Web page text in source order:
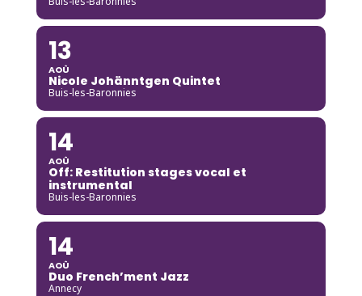
13
AOÛ
Nicole Johänntgen Quintet
Buis-les-Baronnies
14
AOÛ
Off: Restitution stages vocal et
instrumental
Buis-les-Baronnies
14
AOÛ
Duo French’ment Jazz
Annecy